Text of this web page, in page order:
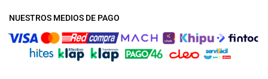
NUESTROS MEDIOS DE PAGO